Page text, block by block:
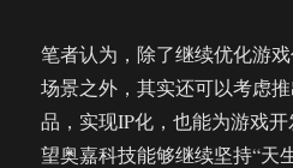
笔者认为，除了继续优化游
场景之外，其实还可以考虑
品，实现IP化，也能为游戏
望奥嘉科技能够继续坚持“天